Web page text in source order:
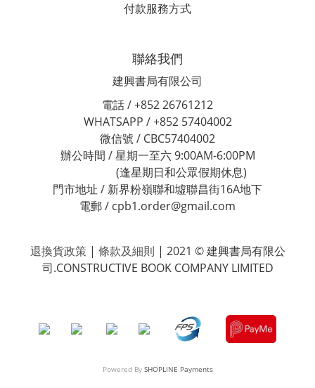
付款服務方式
聯絡我們
建興書局有限公司
電話 / +852 26761212
WHATSAPP / +852 57404002
微信號 / CBC57404002
辦公時間 / 星期一至六 9:00AM-6:00PM
(逢星期日和公眾假期休息)
門市地址 / 新界粉嶺聯和墟聯昌街16A地下
電郵 / cpb1.order@gmail.com
退換貨政策| 條款及細則 | 2021 © 建興書局有限公
司.CONSTRUCTIVE BOOK COMPANY LIMITED
Powered By SHOPLINE Payments